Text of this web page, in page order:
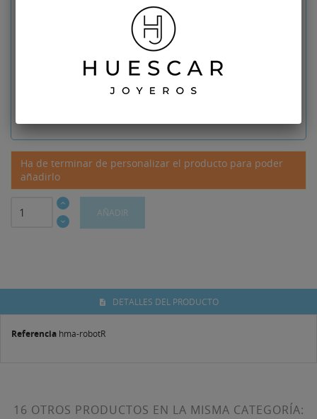
No seleccionado
Producto con esta personalización
Ha de terminar de personalizar el producto para poder
añadirlo
AÑADIR
DETALLES DEL PRODUCTO
Referencia hma-robotR
16 OTROS PRODUCTOS EN LA MISMA CATEGORÍA: